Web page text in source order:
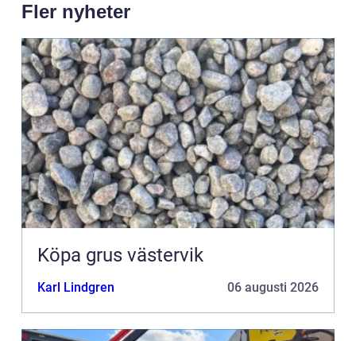
Fler nyheter
Köpa grus västervik
Karl Lindgren 06 augusti 2026